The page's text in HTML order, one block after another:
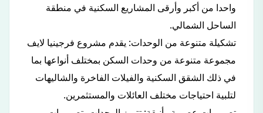
واحدا من أكبر وأرقى المشاريع السكنية في منطقة
الساحل الشمالي.
تشكيلة متنوعة من الوحدات: يقدم مشروع فرجينيا لايف
مجموعة متنوعة من وحدات السكن بمختلف أنواعها بما
في ذلك الشقق السكنية والفيلات الفاخرة والشاليهات
لتلبية احتياجات مختلف العائلات والمستثمرين.